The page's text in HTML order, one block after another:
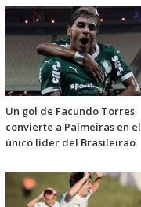
Un gol de Facundo Torres
convierte a Palmeiras en el
único líder del Brasileirao